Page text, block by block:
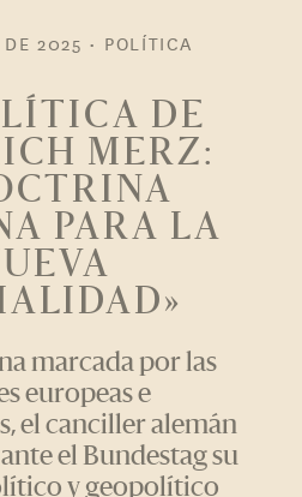
2025 • POLÍTICA
DE
MERZ:
PARA LA
marcada por las
europeas e
el canciller alemán
el Bundestag su
y geopolítico